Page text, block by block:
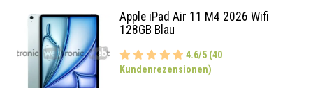
Apple iPad Air 11 M4 2026 Wifi
128GB Blau
4.6/5 (40
Kundenrezensionen)